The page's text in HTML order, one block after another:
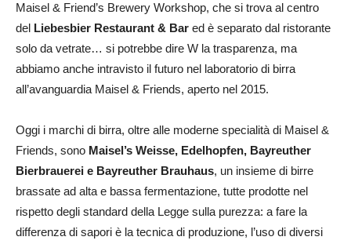
Maisel & Friend’s Brewery Workshop, che si trova al centro
del Liebesbier Restaurant & Bar ed è separato dal ristorante
solo da vetrate… si potrebbe dire W la trasparenza, ma
abbiamo anche intravisto il futuro nel laboratorio di birra
all’avanguardia Maisel & Friends, aperto nel 2015.
Oggi i marchi di birra, oltre alle moderne specialità di Maisel &
Friends, sono Maisel’s Weisse, Edelhopfen, Bayreuther
Bierbrauerei e Bayreuther Brauhaus, un insieme di birre
brassate ad alta e bassa fermentazione, tutte prodotte nel
rispetto degli standard della Legge sulla purezza: a fare la
differenza di sapori è la tecnica di produzione, l’uso di diversi